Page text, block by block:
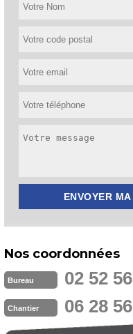
Nos coordonnées
Bureau 02 52
Chantier 06 28